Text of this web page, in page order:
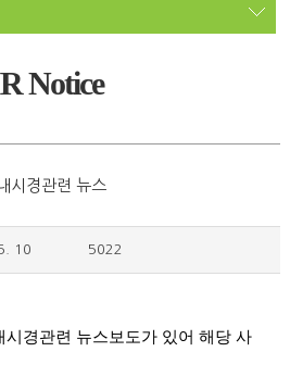
Notice
시경관련 뉴스
10 5022
시경관련 뉴스보도가 있어 해당 사